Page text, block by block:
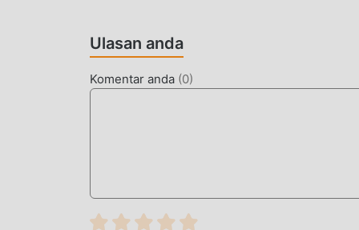
Modern Beach House 1.2.4dalam paket
populer gratis yang menunggu untuk Anda
Ulasan anda
Komentar anda (0)